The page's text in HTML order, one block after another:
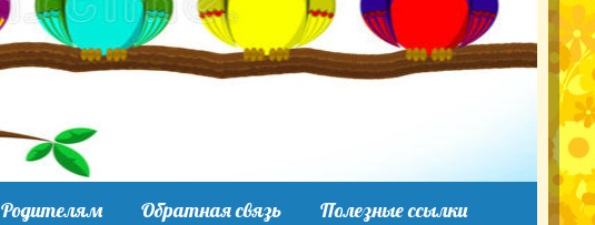
Родителям Обратная связь Полезные ссылки